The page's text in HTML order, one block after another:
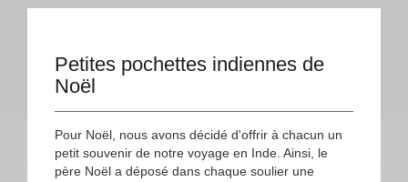
Petites pochettes indiennes de
Noël
Pour Noël, nous avons décidé d'offrir à chacun un
petit souvenir de notre voyage en Inde. Ainsi, le
père Noël a déposé dans chaque soulier une